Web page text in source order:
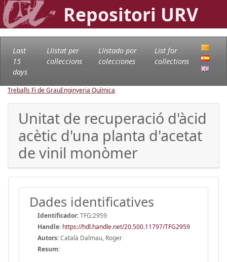
Repositori URV
Last
15
days
Llistat per
col·leccions
Llistado por
colecciones
List for
collections
Treballs Fi de GrauEnginyeria Química
Unitat de recuperació d'àcid
acètic d'una planta d'acetat
de vinil monòmer
Dades identificatives
Identificador:TFG:2959
Handle: https://hdl.handle.net/20.500.11797/TFG2959
Autors:Català Dalmau, Roger
Resum: